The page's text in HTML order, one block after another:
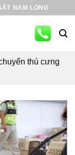
NAM LONG
thú cưng